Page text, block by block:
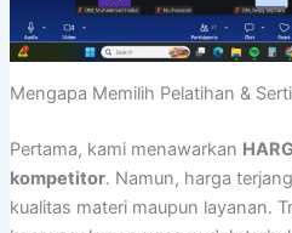
Mengapa Memilih Pelatihan &
Pertama, kami menawarkan
kompetitor. Namun, harga
kualitas materi maupun layanan.